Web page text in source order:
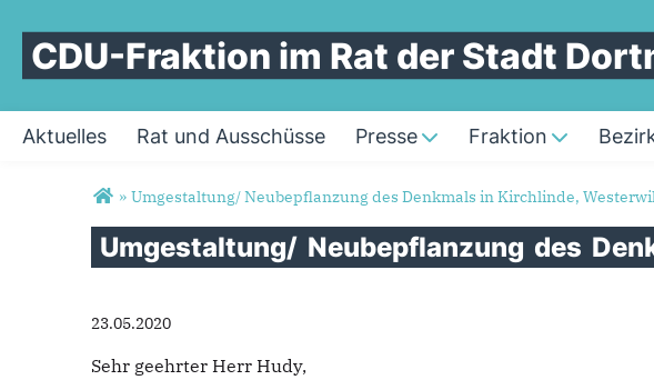
CDU-Fraktion im Rat der Stadt
Aktuelles Rat und Ausschüsse Presse Fraktion
Sie sind hier
» Umgestaltung/ Neubepflanzung des Denkmals in Kirchlinde,
Umgestaltung/ Neubepflanzung des
23.05.2020
Sehr geehrter Herr Hudy,